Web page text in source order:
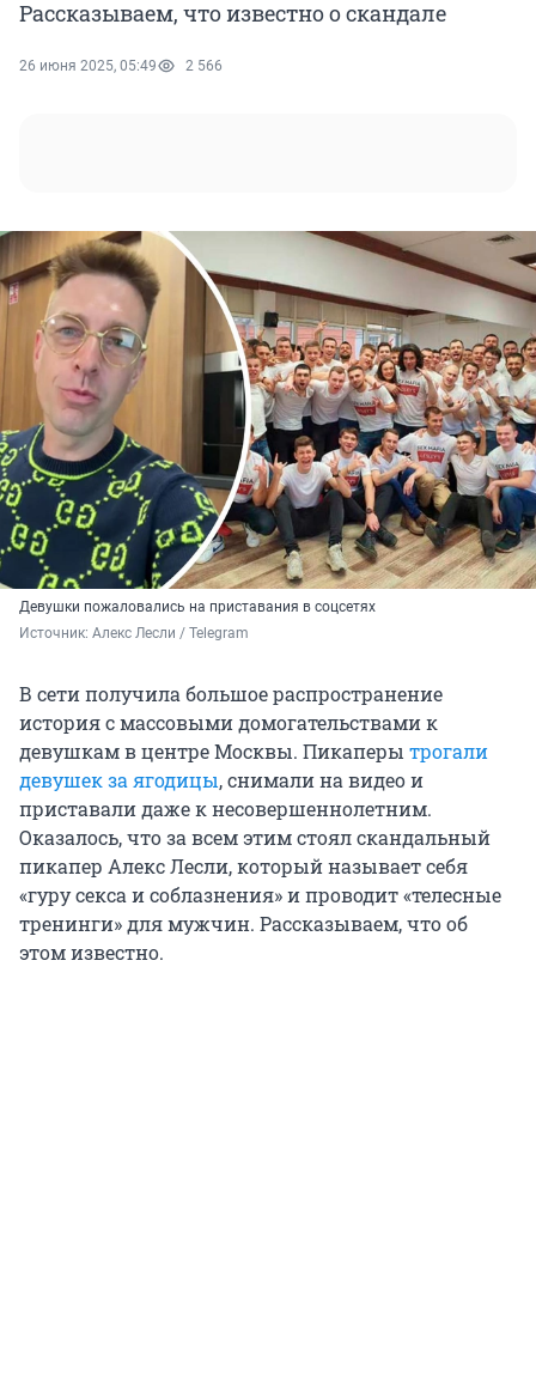
Рассказываем, что известно о скандале
26 июня 2025, 05:49 2 566
Девушки пожаловались на приставания в соцсетях
Источник: Алекс Лесли / Telegram
В сети получила большое распространение
история с массовыми домогательствами к
девушкам в центре Москвы. Пикаперы трогали
девушек за ягодицы, снимали на видео и
приставали даже к несовершеннолетним.
Оказалось, что за всем этим стоял скандальный
пикапер Алекс Лесли, который называет себя
«гуру секса и соблазнения» и проводит «телесные
тренинги» для мужчин. Рассказываем, что об
этом известно.